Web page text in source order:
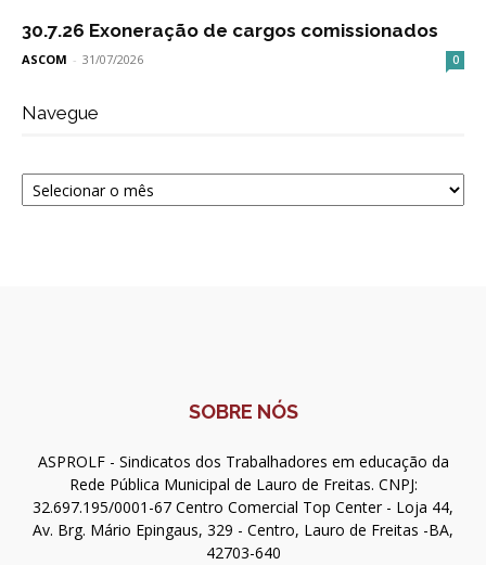
30.7.26 Exoneração de cargos comissionados
ASCOM - 31/07/2026 0
Navegue
Navegue
SOBRE NÓS
ASPROLF - Sindicatos dos Trabalhadores em educação da
Rede Pública Municipal de Lauro de Freitas. CNPJ:
32.697.195/0001-67 Centro Comercial Top Center - Loja 44,
Av. Brg. Mário Epingaus, 329 - Centro, Lauro de Freitas -BA,
42703-640